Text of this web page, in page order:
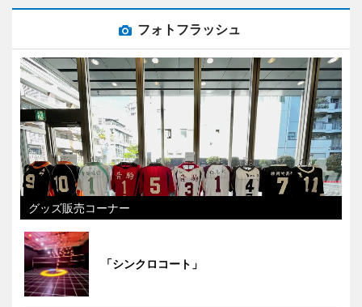
フォトフラッシュ
グッズ販売コーナー
「シンクロコート」